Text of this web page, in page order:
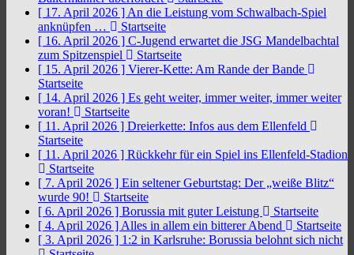
[ 17. April 2026 ] An die Leistung vom Schwalbach-Spiel
anknüpfen …
Startseite
[ 16. April 2026 ] C-Jugend erwartet die JSG Mandelbachtal
zum Spitzenspiel
Startseite
[ 15. April 2026 ] Vierer-Kette: Am Rande der Bande
Startseite
[ 14. April 2026 ] Es geht weiter, immer weiter, immer weiter
voran!
Startseite
[ 11. April 2026 ] Dreierkette: Infos aus dem Ellenfeld
Startseite
[ 11. April 2026 ] Rückkehr für ein Spiel ins Ellenfeld-Stadion
Startseite
[ 7. April 2026 ] Ein seltener Geburtstag: Der „weiße Blitz“
wurde 90!
Startseite
[ 6. April 2026 ] Borussia mit guter Leistung
Startseite
[ 4. April 2026 ] Alles in allem ein bitterer Abend
Startseite
[ 3. April 2026 ] 1:2 in Karlsruhe: Borussia belohnt sich nicht